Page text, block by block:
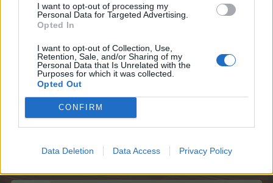
I want to opt-out of processing my
Personal Data for Targeted Advertising.
Opted In
I want to opt-out of Collection, Use,
Retention, Sale, and/or Sharing of my
Personal Data that Is Unrelated with the
Purposes for which it was collected.
Opted Out
CONFIRM
Data Deletion Data Access Privacy Policy
bewegen, in der Mitte muss natürlich das normale Futter
sein.
Ich habe mich seitdem erholt
Gutes Endgrusel allen, das eure Ziele in Erfüllung gehen